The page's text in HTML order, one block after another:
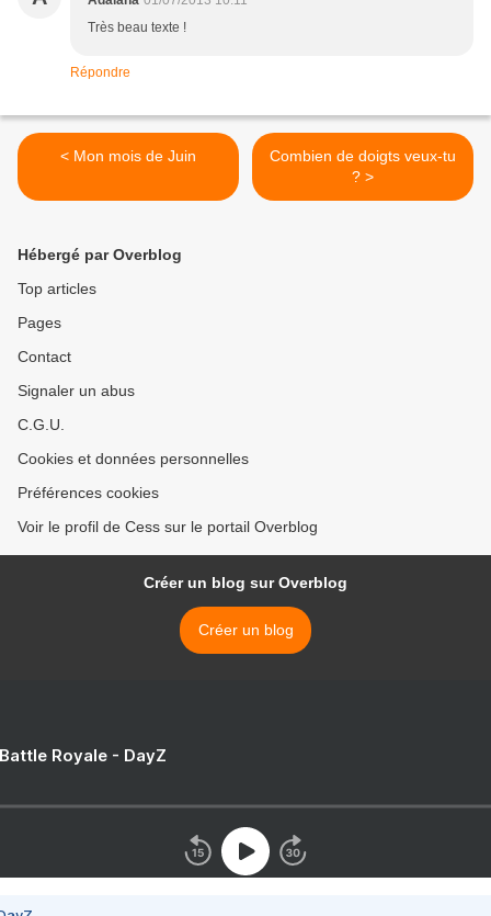
Très beau texte !
Répondre
< Mon mois de Juin
Combien de doigts veux-tu
? >
Hébergé par Overblog
Top articles
Pages
Contact
Signaler un abus
C.G.U.
Cookies et données personnelles
Préférences cookies
Voir le profil de Cess sur le portail Overblog
Créer un blog sur Overblog
Créer un blog
Royale - DayZ